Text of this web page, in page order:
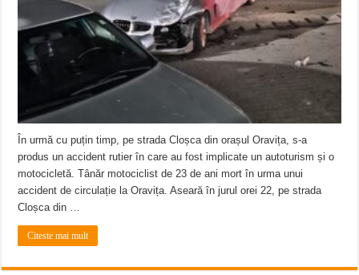
ANUNȚ OPRIRE APĂ în Reșița – avarie – 04.08.2026 – str. Văliugului și
ANUNŢ OPRIRE APĂ în CARANSEBEȘ – 04.08.2026 – avarie – Calea
În urmă cu puțin timp, pe strada Cloșca din orașul Oravița, s-a
produs un accident rutier în care au fost implicate un autoturism și o
motocicletă. Tânăr motociclist de 23 de ani mort în urma unui
accident de circulație la Oravița. Aseară în jurul orei 22, pe strada
Cloșca din …
Citeste mai mult